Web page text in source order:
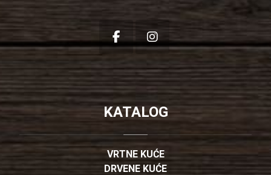
KATALOG
VRTNE KUĆE
DRVENE KUĆE